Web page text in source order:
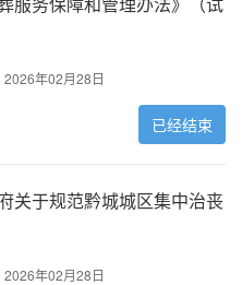
2026年02月28日
已经结束
关于规范黔城城区集中治丧
2026年02月28日